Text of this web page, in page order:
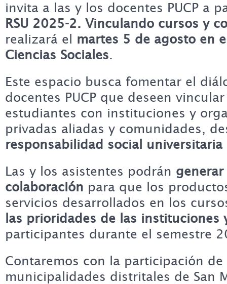
invita a las y los docentes PUCP a
RSU 2025-2. Vinculando cursos y
realizará el martes 5 de agosto en
Ciencias Sociales.
Este espacio busca fomentar el
docentes PUCP que deseen
estudiantes con instituciones y
privadas aliadas y comunidades,
responsabilidad social universitaria
Las y los asistentes podrán
colaboración para que los
servicios desarrollados en los
las prioridades de las instituciones
participantes durante el semestre
Contaremos con la participación
municipalidades distritales de San